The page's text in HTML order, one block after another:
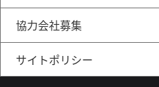
協力会社募集
サイトポリシー